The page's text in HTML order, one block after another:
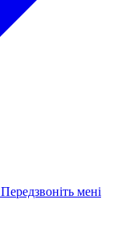
Передзвоніть мені